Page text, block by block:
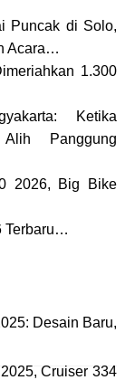
Puncak di Solo,
Acara…
1.300
Ketika
Panggung
2026, Big Bike
Terbaru…
Desain Baru,
Cruiser 334